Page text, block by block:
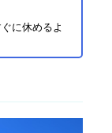
に休めるよ